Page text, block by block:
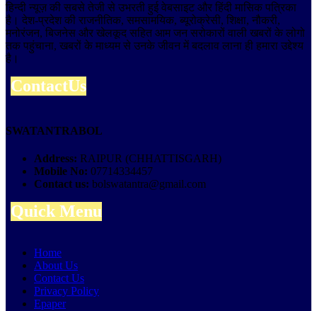
हिन्दी न्यूज़ की सबसे तेजी से उभरती हुई वेबसाइट और हिंदी मासिक पत्रिका
है। देश-प्रदेश की राजनीतिक, समसामयिक, ब्यूरोक्रेसी, शिक्षा, नौकरी,
मनोरंजन, बिजनेस और खेलकूद सहित आम जन सरोकारों वाली खबरों के लोगो
तक पहुंचाना, खबरों के माध्यम से उनके जीवन में बदलाव लाना ही हमारा उद्देश्य
है।
ContactUs
SWATANTRABOL
Address: RAIPUR (CHHATTISGARH)
Mobile No: 07714334457
Contact us: bolswatantra@gmail.com
Quick Menu
Home
About Us
Contact Us
Privacy Policy
Epaper